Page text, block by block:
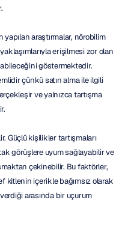
yapılan araştırmalar, nörobilim
erişilmesi zor olan
göstermektedir.
çünkü satın alma ile ilgili
ve yalnızca tartışma
Güçlü kişilikler tartışmaları
görüşlere uyum sağlayabilir ve
çekinebilir. Bu faktörler,
kitlenin içerikle bağımsız olarak
arasında bir uçurum